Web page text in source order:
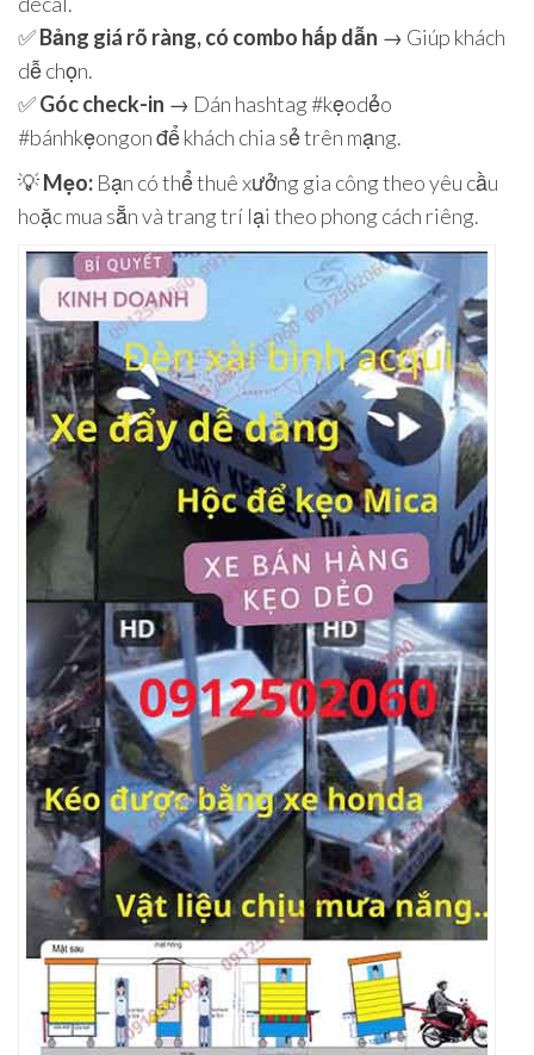
✅Bảng giá rõ ràng, có combo hấp dẫn → Giúp khách
dễ chọn.
✅Góc check-in → Dán hashtag #kẹodẻo
#bánhkẹongon để khách chia sẻ trên mạng.
💡Mẹo: Bạn có thể thuê xưởng gia công theo yêu cầu
hoặc mua sẵn và trang trí lại theo phong cách riêng.